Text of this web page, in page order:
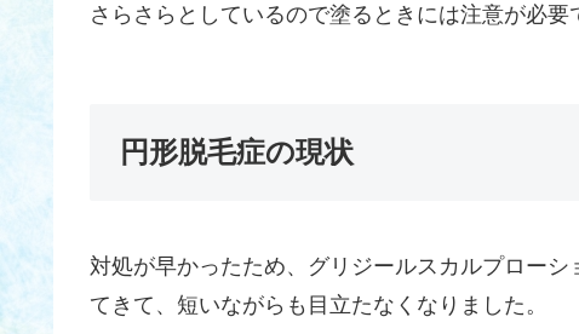
さらさらとしているので塗るときには注意が必要
円形脱毛症の現状
対処が早かったため、グリジールスカルプロー
てきて、短いながらも目立たなくなりました。